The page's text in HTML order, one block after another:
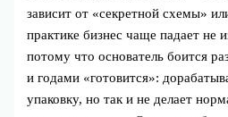
зависит от «секретной схемы»
практике бизнес чаще падает не
потому что основатель боится
и годами «готовится»:
упаковку, но так и не делает